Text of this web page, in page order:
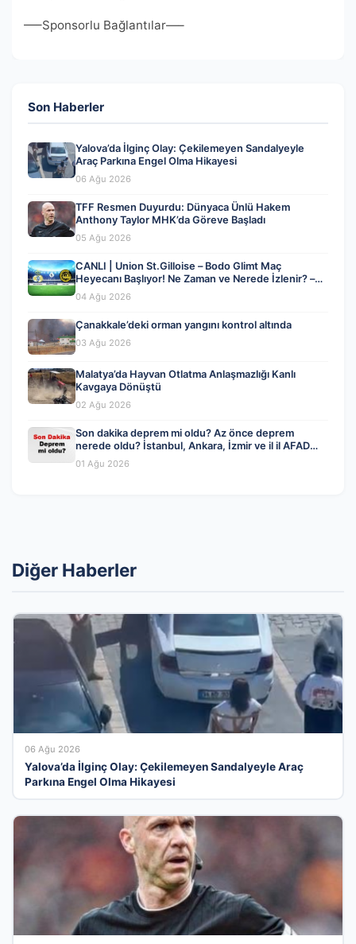
—–Sponsorlu Bağlantılar—–
Son Haberler
Yalova’da İlginç Olay: Çekilemeyen Sandalyeyle
Araç Parkına Engel Olma Hikayesi
06 Ağu 2026
TFF Resmen Duyurdu: Dünyaca Ünlü Hakem
Anthony Taylor MHK’da Göreve Başladı
05 Ağu 2026
CANLI | Union St.Gilloise – Bodo Glimt Maç
Heyecanı Başlıyor! Ne Zaman ve Nerede İzlenir? –
04 Ağustos 2026
04 Ağu 2026
Çanakkale’deki orman yangını kontrol altında
03 Ağu 2026
Malatya’da Hayvan Otlatma Anlaşmazlığı Kanlı
Kavgaya Dönüştü
02 Ağu 2026
Son dakika deprem mi oldu? Az önce deprem
nerede oldu? İstanbul, Ankara, İzmir ve il il AFAD
son depremler 01 Ağustos 2026
01 Ağu 2026
Diğer Haberler
06 Ağu 2026
Yalova’da İlginç Olay: Çekilemeyen Sandalyeyle Araç
Parkına Engel Olma Hikayesi